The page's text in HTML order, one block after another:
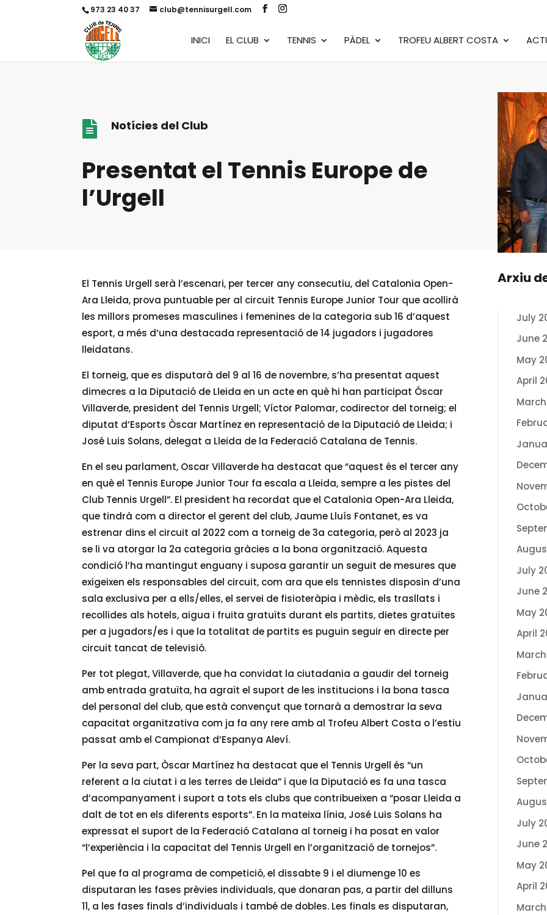
973 23 40 37 club@tennisurgell.com
INICI EL CLUB TENNIS PÀDEL TROFEU ALBERT COSTA
 Notícies del Club
Presentat el Tennis Europe de
l’Urgell
El Tennis Urgell serà l’escenari, per tercer any consecutiu, del Catalonia Open-
Ara Lleida, prova puntuable per al circuit Tennis Europe Junior Tour que acollirà
les millors promeses masculines i femenines de la categoria sub 16 d’aquest
esport, a més d’una destacada representació de 14 jugadors i jugadores
lleidatans.
El torneig, que es disputarà del 9 al 16 de novembre, s’ha presentat aquest
dimecres a la Diputació de Lleida en un acte en què hi han participat Óscar
Villaverde, president del Tennis Urgell; Víctor Palomar, codirector del torneig; el
diputat d’Esports Òscar Martínez en representació de la Diputació de Lleida; i
José Luis Solans, delegat a Lleida de la Federació Catalana de Tennis.
En el seu parlament, Oscar Villaverde ha destacat que “aquest és el tercer any
en què el Tennis Europe Junior Tour fa escala a Lleida, sempre a les pistes del
Club Tennis Urgell”. El president ha recordat que el Catalonia Open-Ara Lleida,
que tindrà com a director el gerent del club, Jaume Lluís Fontanet, es va
estrenar dins el circuit al 2022 com a torneig de 3a categoria, però al 2023 ja
se li va atorgar la 2a categoria gràcies a la bona organització. Aquesta
condició l’ha mantingut enguany i suposa garantir un seguit de mesures que
exigeixen els responsables del circuit, com ara que els tennistes disposin d’una
sala exclusiva per a ells/elles, el servei de fisioteràpia i mèdic, els trasllats i
recollides als hotels, aigua i fruita gratuïts durant els partits, dietes gratuïtes
per a jugadors/es i que la totalitat de partits es puguin seguir en directe per
circuit tancat de televisió.
Per tot plegat, Villaverde, que ha convidat la ciutadania a gaudir del torneig
amb entrada gratuïta, ha agraït el suport de les institucions i la bona tasca
del personal del club, que està convençut que tornarà a demostrar la seva
capacitat organitzativa com ja fa any rere amb al Trofeu Albert Costa o l’estiu
passat amb el Campionat d’Espanya Aleví.
Per la seva part, Òscar Martínez ha destacat que el Tennis Urgell és “un
referent a la ciutat i a les terres de Lleida” i que la Diputació es fa una tasca
d’acompanyament i suport a tots els clubs que contribueixen a “posar Lleida a
dalt de tot en els diferents esports”. En la mateixa línia, José Luis Solans ha
expressat el suport de la Federació Catalana al torneig i ha posat en valor
“l’experiència i la capacitat del Tennis Urgell en l’organització de tornejos”.
Pel que fa al programa de competició, el dissabte 9 i el diumenge 10 es
disputaran les fases prèvies individuals, que donaran pas, a partir del dilluns
11, a les fases finals d’individuals i també de dobles. Les finals es disputaran,
Arxiu
July
June
May
April
July
June
May
April
July
June
May
April